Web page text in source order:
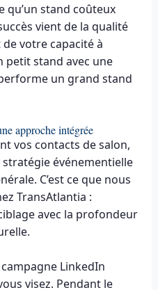
qu’un stand coûteux
vient de la qualité
votre capacité à
petit stand avec une
un grand stand
approche intégrée
vos contacts de salon,
événementielle
C’est ce que nous
TransAtlantia :
avec la profondeur
LinkedIn
visez. Pendant le